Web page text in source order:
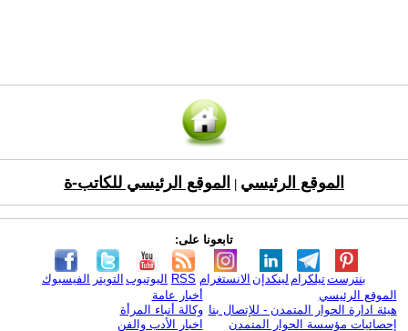
الموقع الرئيسي الموقع الرئيسي للكاتب-ة
تابعونا على:
الفيسبوك التويتر اليوتيوب RSS الانستغرام لينكدإن تيلكرامبنترست
الموقع الرئيسي
هيئة ادارة الحوار المتمدن - للإتصال بنا
إحصائيات مؤسسة الحوار المتمدن
أخبار عامة
وكالة أنباء المرأة
اخبار الأدب والفن